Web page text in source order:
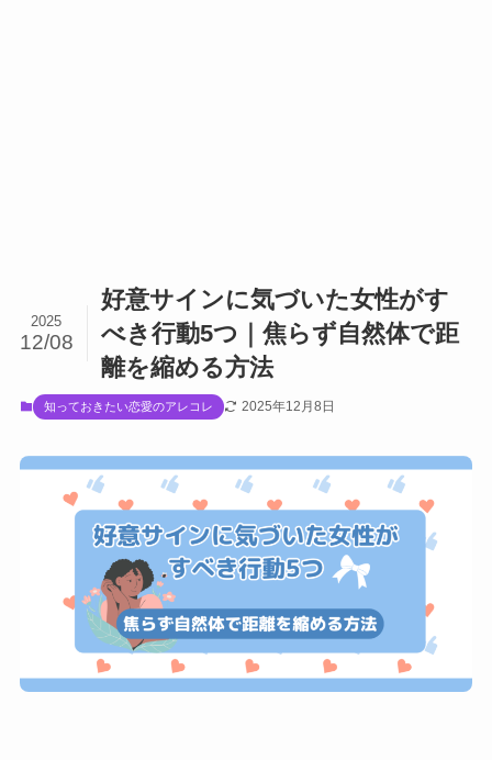
好意サインに気づいた女性がす
べき行動5つ｜焦らず自然体で距
離を縮める方法
2025
12/08
知っておきたい恋愛のアレコレ 2025年12月8日